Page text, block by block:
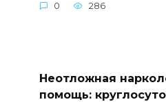
0 286
Неотложная
помощь: